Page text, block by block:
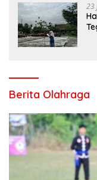
23
Berita Olahraga